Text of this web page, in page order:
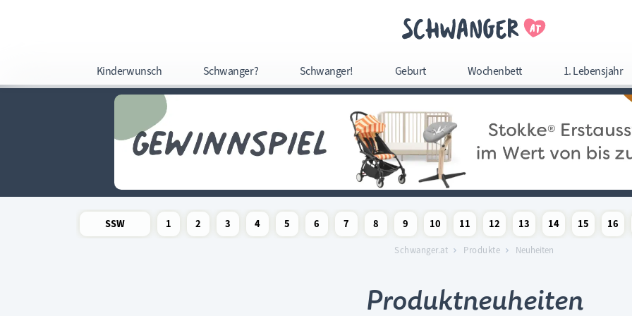
Kinderwunsch Schwanger? Schwanger! Geburt Wochenbett 1. Lebensjahr
überspringen
SSW
1
2
3
4
5
6
7
8
Schwangerschaftswoche
9
Schwangerschaftswoche
10
Schwangerschaftswoche
11
Schwangerschaftswoche
12
Schwangerschaftswoche
13
Schwangerschaftswoche
14
Schwangerschaftswoche
15
Schwangerschaftswoche
16
Schwanger.at Produkte Neuheiten
Produktneuheiten